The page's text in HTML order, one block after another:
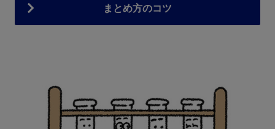
まとめ方のコツ